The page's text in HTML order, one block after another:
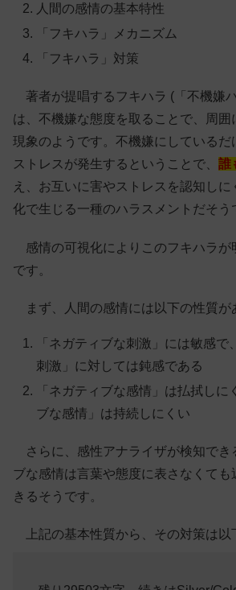
人間の感情の基本特性
「フキハラ」メカニズム
「フキハラ」対策
著者が提唱するフキハラ (「不機嫌
は、不機嫌な態度を取ることで、周囲
現象のようです。不機嫌にしているだ
ストレスが発生するということで、 誰
え、お互いに害やストレスを認知し
化で生じる一種のハラスメントだそう
感情の可視化によりこのフキハラが
です。
まず、人間の感情には以下の性質が
「ネガティブな刺激」には敏感で
刺激」に対しては鈍感である
「ネガティブな感情」は払拭しに
ブな感情」は持続しにくい
さらに、感性アナライザが検知でき
ブな感情は言葉や態度に表さなくて
きるそうです。
上記の基本性質から、その対策は以